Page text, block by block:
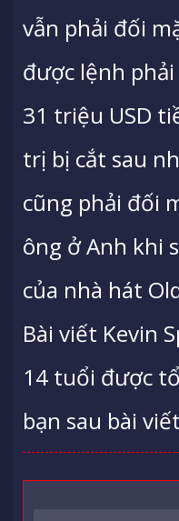
vẫn phải đối
được lệnh phải
31 triệu USD
trị bị cắt sau
cũng phải đối
ông ở Anh khi
của nhà hát
Bài viết Kevin
14 tuổi được
bạn sau bài